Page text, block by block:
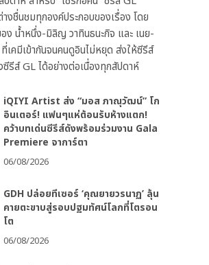
งชื่นชมทุกองค์ประกอบของเรื่อง โดย
ง น้ำหนึ่ง-มิลิญ วาทินธนะกิจ และ เนย-
เคมีเข้ากันจนคนดูอินไม่หยุด ส่งให้ซีรีส์
รีส์ GL ได้อย่างต่อเนื่องทุกสัปดาห์
iQIYI Artist ส่ง “มอส ภาณุวัฒน์” โก
อินเตอร์! แฟนๆแห่ต้อนรับห้างแตก!
คว้าบทเด่นซีรีส์ดังพร้อมร่วมงาน Gala
Premiere จาการ์ตา
06/08/2026
GDH ปล่อยทีเซอร์ ‘คุณยายวรนาฏ’ ลุ้น
คายตะขาบสู่รอบปฐมทัศน์โลกที่โตรอน
โต
06/08/2026